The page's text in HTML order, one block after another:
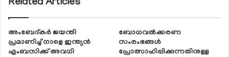
Related Articles
അംബേദ്കര്‍ ജയന്തി
പ്രമാണിച്ച് നാളെ ഇന്ത്യന്‍
എംബസിക്ക് അവധി
ബോധവല്‍ക്കരണ
സംരംഭങ്ങള്‍
പ്രോത്സാഹിപ്പിക്കുന്നതിനുള്ള